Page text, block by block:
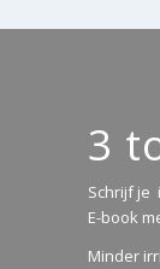
3
Schrijf je
E-book
Minder